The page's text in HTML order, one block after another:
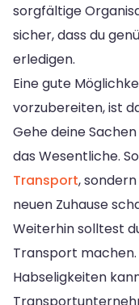
sorgfältige
sicher, dass du
erledigen.
Eine gute
vorzubereiten, ist
Gehe deine
das Wesentliche.
Transport,
neuen Zuhause
Weiterhin solltest
Transport
Habseligkeiten